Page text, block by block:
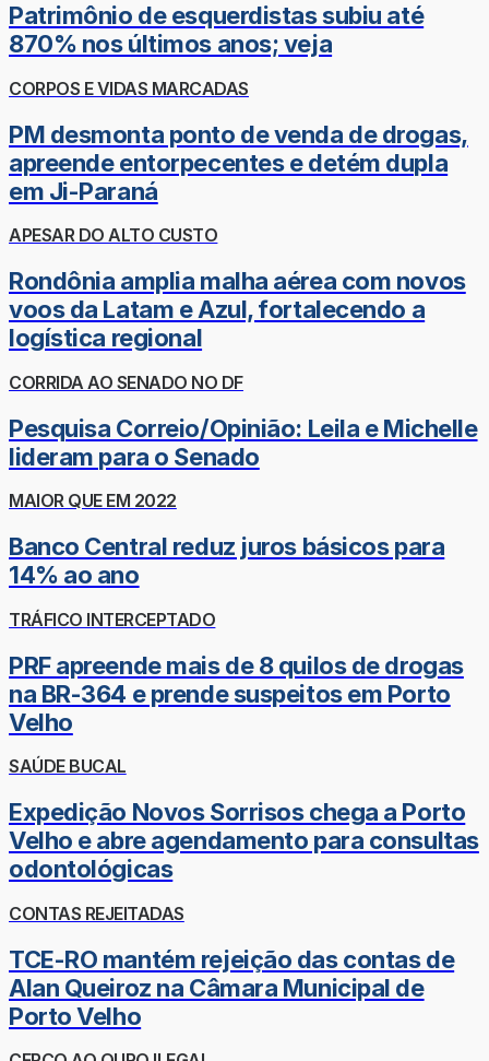
Patrimônio de esquerdistas subiu até
870% nos últimos anos; veja
CORPOS E VIDAS MARCADAS
PM desmonta ponto de venda de drogas,
apreende entorpecentes e detém dupla
em Ji-Paraná
APESAR DO ALTO CUSTO
Rondônia amplia malha aérea com novos
voos da Latam e Azul, fortalecendo a
logística regional
CORRIDA AO SENADO NO DF
Pesquisa Correio/Opinião: Leila e Michelle
lideram para o Senado
MAIOR QUE EM 2022
Banco Central reduz juros básicos para
14% ao ano
TRÁFICO INTERCEPTADO
PRF apreende mais de 8 quilos de drogas
na BR-364 e prende suspeitos em Porto
Velho
SAÚDE BUCAL
Expedição Novos Sorrisos chega a Porto
Velho e abre agendamento para consultas
odontológicas
CONTAS REJEITADAS
TCE-RO mantém rejeição das contas de
Alan Queiroz na Câmara Municipal de
Porto Velho